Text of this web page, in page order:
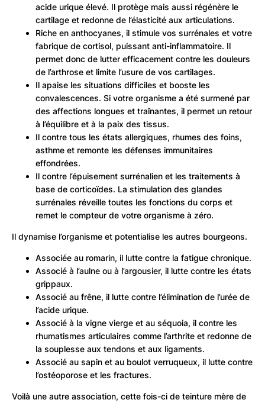
acide urique élevé. Il protège mais aussi régénère le
cartilage et redonne de l’élasticité aux articulations.
Riche en anthocyanes, il stimule vos surrénales et votre
fabrique de cortisol, puissant anti-inflammatoire. Il
permet donc de lutter efficacement contre les douleurs
de l’arthrose et limite l’usure de vos cartilages.
Il apaise les situations difficiles et booste les
convalescences. Si votre organisme a été surmené par
des affections longues et traînantes, il permet un retour
à l’équilibre et à la paix des tissus.
Il contre tous les états allergiques, rhumes des foins,
asthme et remonte les défenses immunitaires
effondrées.
Il contre l’épuisement surrénalien et les traitements à
base de corticoïdes. La stimulation des glandes
surrénales réveille toutes les fonctions du corps et
remet le compteur de votre organisme à zéro.
Il dynamise l’organisme et potentialise les autres bourgeons.
Associée au romarin, il lutte contre la fatigue chronique.
Associé à l’aulne ou à l’argousier, il lutte contre les états
grippaux.
Associé au frêne, il lutte contre l’élimination de l’urée de
l’acide urique.
Associé à la vigne vierge et au séquoia, il contre les
rhumatismes articulaires comme l’arthrite et redonne de
la souplesse aux tendons et aux ligaments.
Associé au sapin et au boulot verruqueux, il lutte contre
l’ostéoporose et les fractures.
Voilà une autre association, cette fois-ci de teinture mère de